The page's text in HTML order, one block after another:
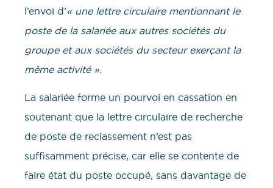
l’envoi d’« une lettre circulaire mentionnant le
poste de la salariée aux autres sociétés du
groupe et aux sociétés du secteur exerçant la
même activité ».
La salariée forme un pourvoi en cassation en
soutenant que la lettre circulaire de recherche
de poste de reclassement n’est pas
suffisamment précise, car elle se contente de
faire état du poste occupé, sans davantage de